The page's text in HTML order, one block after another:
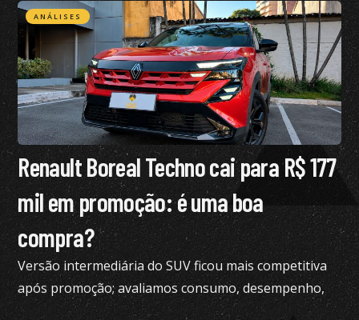
ANÁLISES
Renault Boreal Techno cai para R$ 177
mil em promoção: é uma boa
compra?
Versão intermediária do SUV ficou mais competitiva
após promoção; avaliamos consumo, desempenho,
conforto e mais